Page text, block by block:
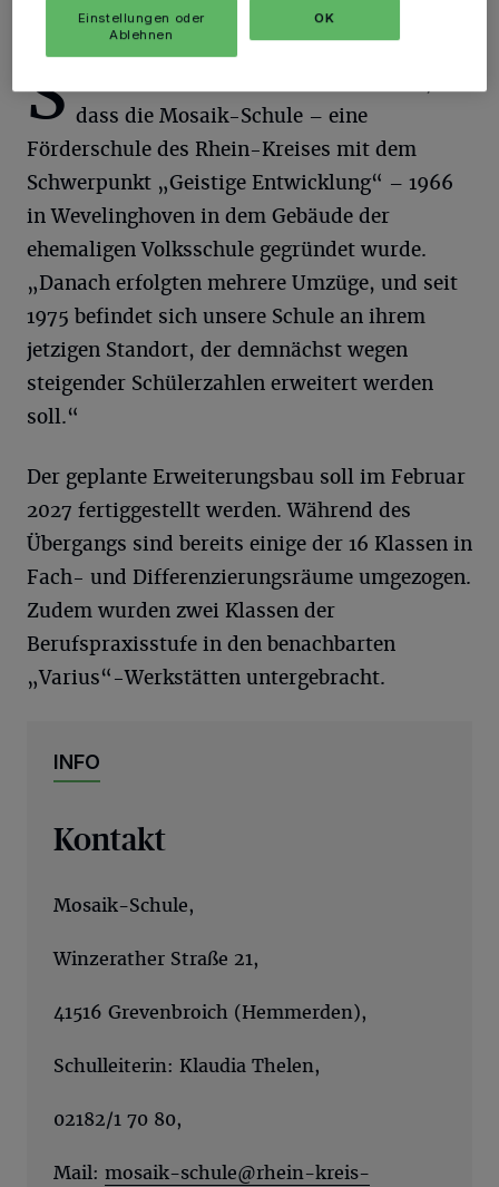
S dass die Mosaik-Schule – eine
Förderschule des Rhein-Kreises mit dem
Schwerpunkt „Geistige Entwicklung“ – 1966
in Wevelinghoven in dem Gebäude der
ehemaligen Volksschule gegründet wurde.
„Danach erfolgten mehrere Umzüge, und seit
1975 befindet sich unsere Schule an ihrem
jetzigen Standort, der demnächst wegen
steigender Schülerzahlen erweitert werden
soll.“
Der geplante Erweiterungsbau soll im Februar
2027 fertiggestellt werden. Während des
Übergangs sind bereits einige der 16 Klassen in
Fach- und Differenzierungsräume umgezogen.
Zudem wurden zwei Klassen der
Berufspraxisstufe in den benachbarten
„Varius“-Werkstätten untergebracht.
INFO
Kontakt
Mosaik-Schule,
Winzerather Straße 21,
41516 Grevenbroich (Hemmerden),
Schulleiterin: Klaudia Thelen,
02182/1 70 80,
Mail: mosaik-schule@rhein-kreis-
Einstellungen oder
Ablehnen
OK